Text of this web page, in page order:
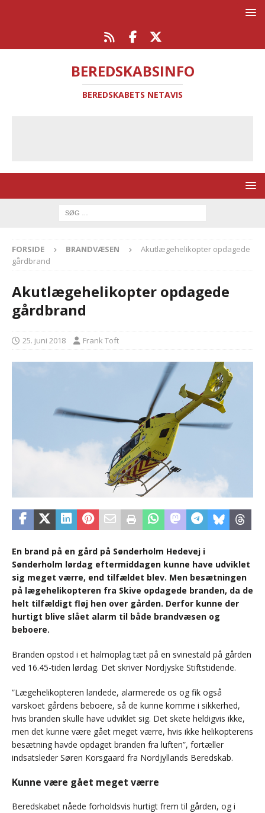
BEREDSKABSINFO
BEREDSKABETS NETAVIS
FORSIDE BRANDVÆSEN
Akutlægehelikopter opdagede
gårdbrand
Akutlægehelikopter opdagede
gårdbrand
25. juni 2018 Frank Toft
En brand på en gård på Sønderholm Hedevej i
Sønderholm lørdag eftermiddagen kunne have udviklet
sig meget værre, end tilfældet blev. Men besætningen
på lægehelikopteren fra Skive opdagede branden, da de
helt tilfældigt fløj hen over gården. Derfor kunne der
hurtigt blive slået alarm til både brandvæsen og
beboere.
Branden opstod i et halmoplag tæt på en svinestald på gården
ved 16.45-tiden lørdag. Det skriver Nordjyske Stiftstidende.
”Lægehelikopteren landede, alarmerede os og fik også
varskoet gårdens beboere, så de kunne komme i sikkerhed,
hvis branden skulle have udviklet sig. Det skete heldigvis ikke,
men det kunne være gået meget værre, hvis ikke helikopterens
besætning havde opdaget branden fra luften”, fortæller
indsatsleder Søren Korsgaard fra Nordjyllands Beredskab.
Kunne være gået meget værre
Beredskabet nåede forholdsvis hurtigt frem til gården, og i